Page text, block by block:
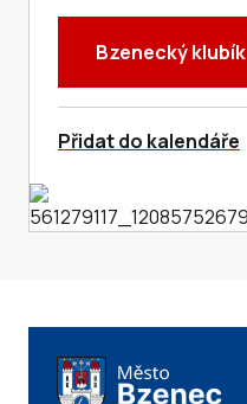
Bzenecký klubík
Přidat do kalendáře